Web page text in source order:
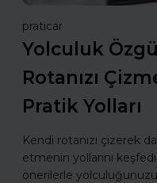
praticar
Yolculuk
Rotanızı
Pratik Yolları
Kendi rotanızı çizerek
etmenin yollarını
önerilerle yolculuğunuzu